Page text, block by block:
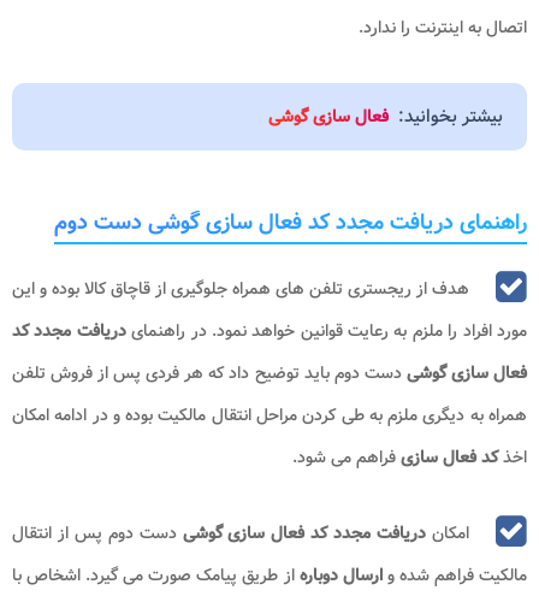
اتصال به اینترنت را ندارد.
بیشتر بخوانید: فعال سازی گوشی
راهنمای دریافت مجدد کد فعال سازی گوشی دست دوم
هدف از ریجستری تلفن های همراه جلوگیری از قاچاق کالا بوده و این
مورد افراد را ملزم به رعایت قوانین خواهد نمود. در راهنمایدریافت مجدد کد
فعال سازی گوشیدست دوم باید توضیح داد که هر فردی پس از فروش تلفن
همراه به دیگری ملزم به طی کردن مراحل انتقال مالکیت بوده و در ادامه امکان
اخذکد فعال سازیفراهم می شود.
امکاندریافت مجدد کد فعال سازی گوشی دست دوم پس از انتقال
مالکیت فراهم شده وارسال دوبارهاز طریق پیامک صورت می گیرد. اشخاص با